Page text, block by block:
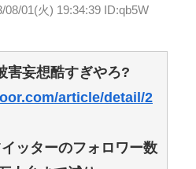
08/01(火) 19:34:39 ID:qb5W
害妄想酷すぎやろ?
article/detail/2
イッターのフォロワー数